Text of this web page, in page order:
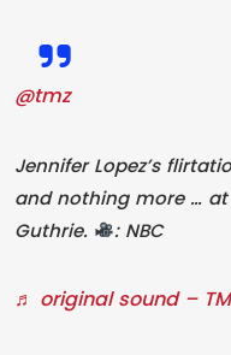
@tmz
Jennifer Lopez’s
and nothing more …
Guthrie.
: NBC
♬ original sound –